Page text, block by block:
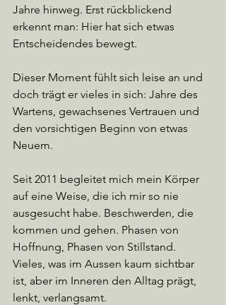
Jahre hinweg. Erst rückblickend
erkennt man: Hier hat sich etwas
Entscheidendes bewegt.
Dieser Moment fühlt sich leise an und
doch trägt er vieles in sich: Jahre des
Wartens, gewachsenes Vertrauen und
den vorsichtigen Beginn von etwas
Neuem.
Seit 2011 begleitet mich mein Körper
auf eine Weise, die ich mir so nie
ausgesucht habe. Beschwerden, die
kommen und gehen. Phasen von
Hoffnung, Phasen von Stillstand.
Vieles, was im Aussen kaum sichtbar
ist, aber im Inneren den Alltag prägt,
lenkt, verlangsamt.